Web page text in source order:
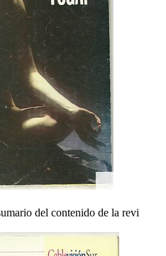
del contenido de la revi